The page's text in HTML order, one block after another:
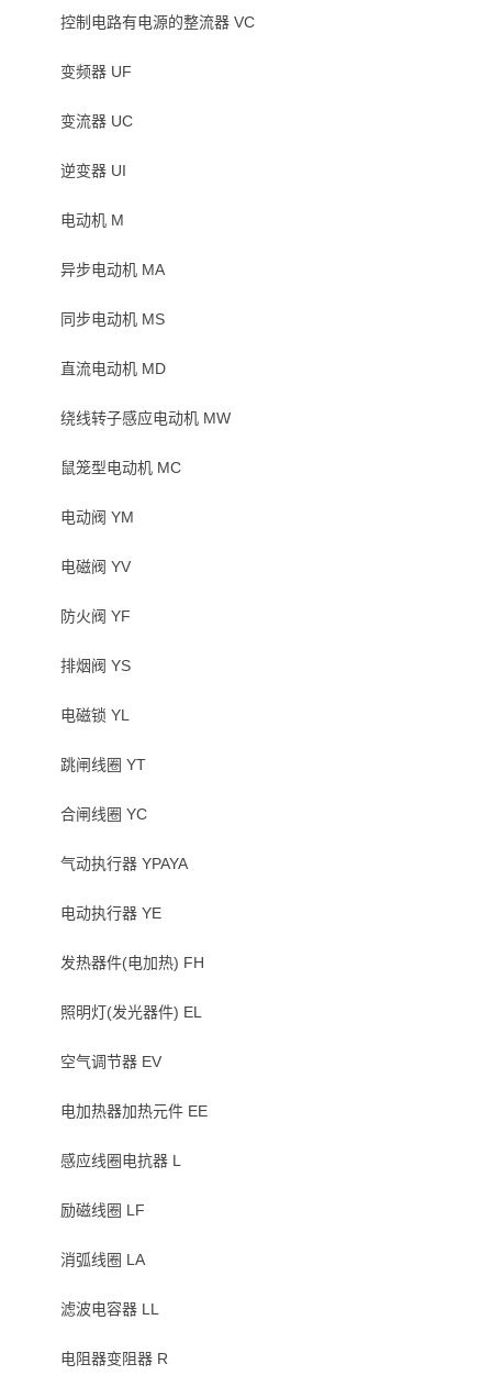
控制电路有电源的整流器 VC
变频器 UF
变流器 UC
逆变器 UI
电动机 M
异步电动机 MA
同步电动机 MS
直流电动机 MD
绕线转子感应电动机 MW
鼠笼型电动机 MC
电动阀 YM
电磁阀 YV
防火阀 YF
排烟阀 YS
电磁锁 YL
跳闸线圈 YT
合闸线圈 YC
气动执行器 YPAYA
电动执行器 YE
发热器件(电加热) FH
照明灯(发光器件) EL
空气调节器 EV
电加热器加热元件 EE
感应线圈电抗器 L
励磁线圈 LF
消弧线圈 LA
滤波电容器 LL
电阻器变阻器 R